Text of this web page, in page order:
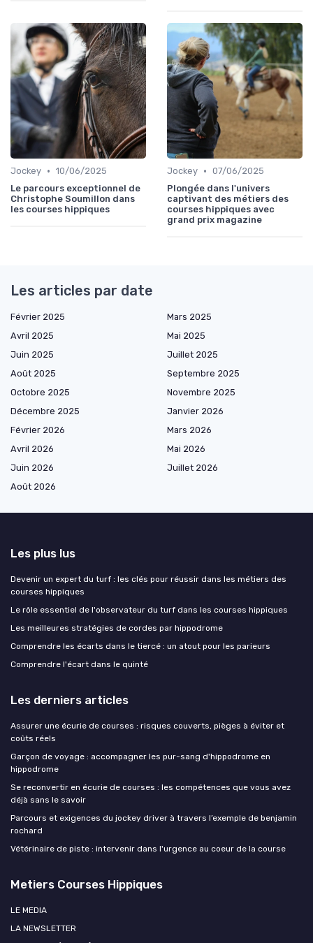
Jockey • 10/06/2025
Le parcours exceptionnel de
Christophe Soumillon dans
les courses hippiques
Jockey • 07/06/2025
Plongée dans l'univers
captivant des métiers des
courses hippiques avec
grand prix magazine
Les articles par date
Février 2025
Mars 2025
Avril 2025
Mai 2025
Juin 2025
Juillet 2025
Août 2025
Septembre 2025
Octobre 2025
Novembre 2025
Décembre 2025
Janvier 2026
Février 2026
Mars 2026
Avril 2026
Mai 2026
Juin 2026
Juillet 2026
Août 2026
Les plus lus
Devenir un expert du turf : les clés pour réussir dans les métiers des
courses hippiques
Le rôle essentiel de l'observateur du turf dans les courses hippiques
Les meilleures stratégies de cordes par hippodrome
Comprendre les écarts dans le tiercé : un atout pour les parieurs
Comprendre l'écart dans le quinté
Les derniers articles
Assurer une écurie de courses : risques couverts, pièges à éviter et
coûts réels
Garçon de voyage : accompagner les pur-sang d'hippodrome en
hippodrome
Se reconvertir en écurie de courses : les compétences que vous avez
déjà sans le savoir
Parcours et exigences du jockey driver à travers l’exemple de benjamin
rochard
Vétérinaire de piste : intervenir dans l'urgence au coeur de la course
Metiers Courses Hippiques
LE MEDIA
LA NEWSLETTER